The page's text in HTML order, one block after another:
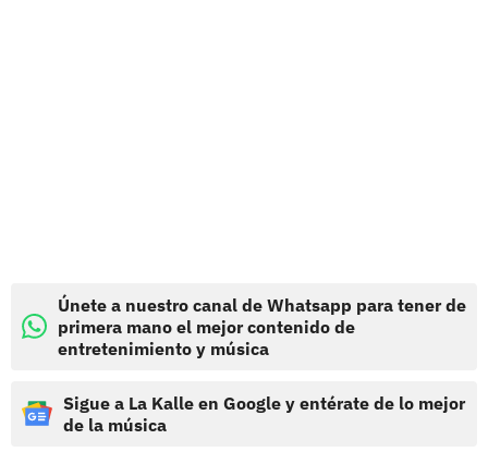
Únete a nuestro canal de Whatsapp para tener de
primera mano el mejor contenido de
entretenimiento y música
Sigue a La Kalle en Google y entérate de lo mejor
de la música